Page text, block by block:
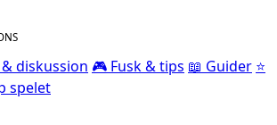
diskussion 🎮 Fusk & tips 📖 Guider ⭐
spelet